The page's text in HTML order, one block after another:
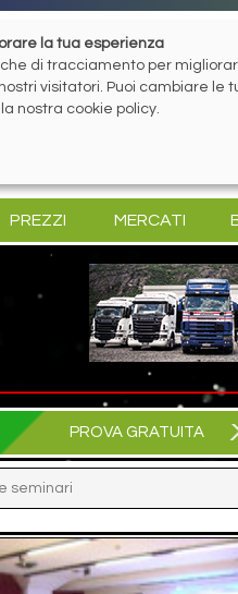
PREZZI MERCATI
PROVA GRATUITA
seminari
la tua esperienza
di tracciamento per
visitatori. Puoi cambiare
nostra cookie policy.